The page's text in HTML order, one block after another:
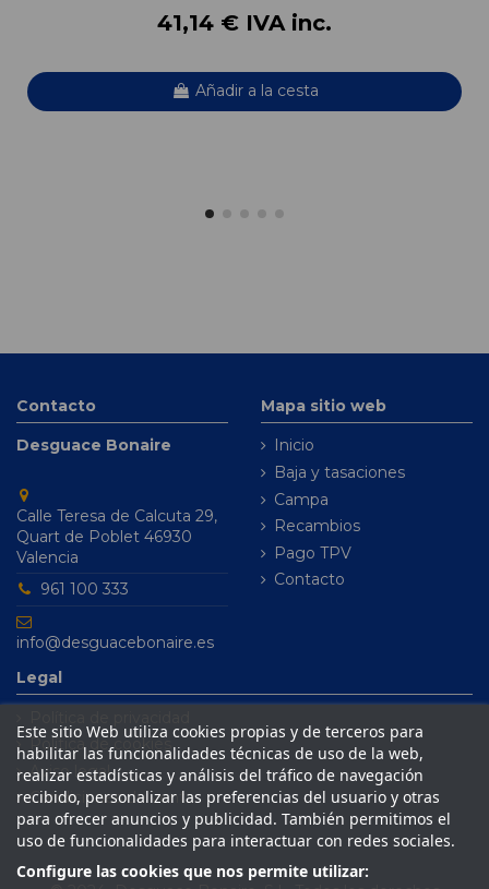
41,14 € IVA inc.
Añadir a la cesta
Contacto
Desguace Bonaire
Calle Teresa de Calcuta 29,
Quart de Poblet 46930
Valencia
961 100 333
info@desguacebonaire.es
Mapa sitio web
Inicio
Baja y tasaciones
Campa
Recambios
Pago TPV
Contacto
Legal
Política de cookies
Aviso legal
Condiciones de venta
Este sitio Web utiliza cookies propias y de terceros para
habilitar las funcionalidades técnicas de uso de la web,
realizar estadísticas y análisis del tráfico de navegación
recibido, personalizar las preferencias del usuario y otras
para ofrecer anuncios y publicidad. También permitimos el
uso de funcionalidades para interactuar con redes sociales.
Configure las cookies que nos permite utilizar: